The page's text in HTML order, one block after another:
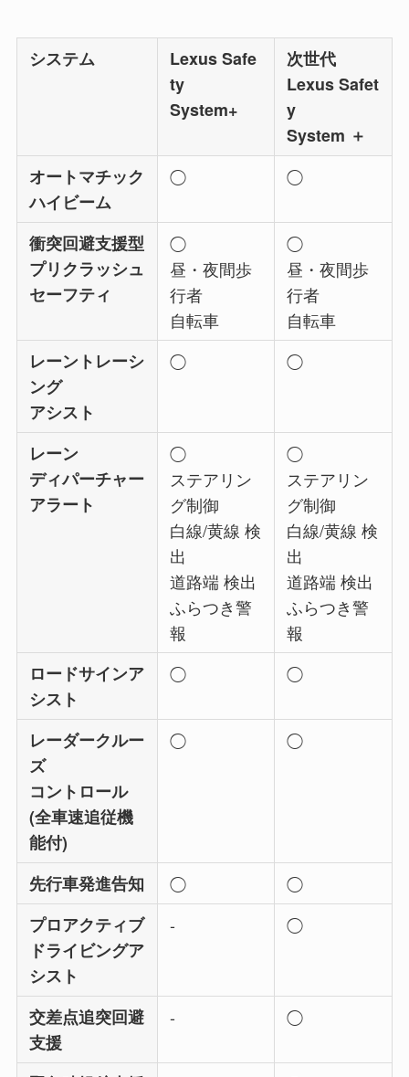
システム
Lexus Safe
ty
System+
次世代
Lexus Safet
y
System ＋
オートマチック
ハイビーム
◯ ◯
衝突回避支援型
プリクラッシュ
セーフティ
◯
昼・夜間歩
行者
自転車
◯
昼・夜間歩
行者
自転車
レーントレーシ
ング
アシスト
◯ ◯
レーン
ディパーチャー
アラート
◯
ステアリン
グ制御
白線/黄線 検
出
道路端 検出
ふらつき警
報
◯
ステアリン
グ制御
白線/黄線 検
出
道路端 検出
ふらつき警
報
ロードサインア
シスト
◯ ◯
レーダークルー
ズ
コントロール
(全車速追従機
能付)
◯ ◯
先行車発進告知 ◯
◯
プロアクティブ
ドライビングア
シスト
- ◯
交差点追突回避
支援
- ◯